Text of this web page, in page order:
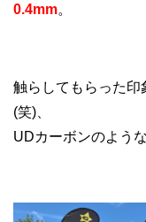
0.4mm。
触らしてもらった印
(笑)、
UDカーボンのよう